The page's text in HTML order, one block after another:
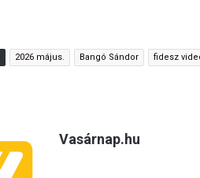
2026 május. Bangó Sándor fidesz
Vasárnap.hu